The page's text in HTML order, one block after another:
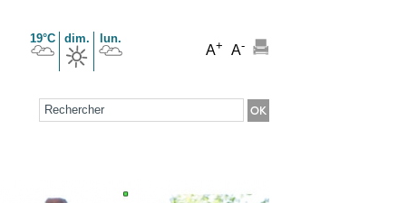
19°C dim. lun.
A+ A-
Formulaire de recherche